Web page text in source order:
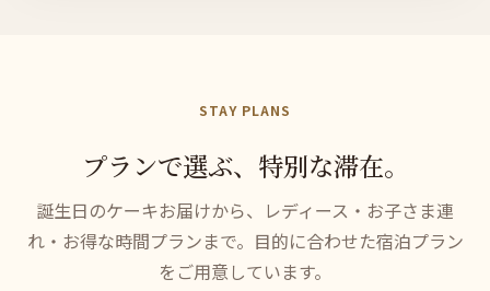
STAY PLANS
プランで選ぶ、 特別な滞在。
誕生日のケーキお届けから、レディース・お子さま連
れ・お得な時間プランまで。目的に合わせた宿泊プラン
をご用意しています。